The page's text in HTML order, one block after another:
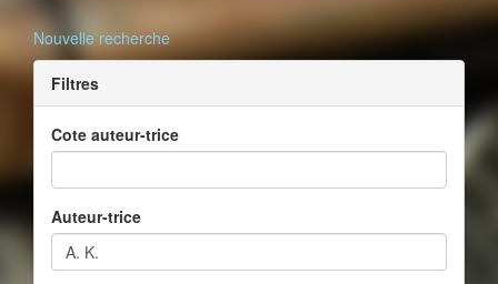
Nouvelle recherche
Filtres
Cote auteur-trice
Auteur-trice